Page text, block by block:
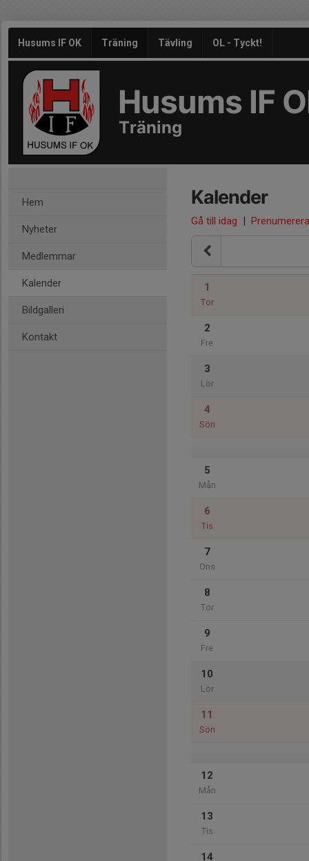
Husums IF OK Träning Tävling OL - Tyckt!
Husums IF
Träning
Hem
Nyheter
Medlemmar
Kalender
Bildgalleri
Kontakt
Kalender
Gå till idag | Prenumerera
1
Tor
2
Fre
3
Lör
4
Sön
5
Mån
6
Tis
7
Ons
8
Tor
9
Fre
10
Lör
11
Sön
12
Mån
13
Tis
14